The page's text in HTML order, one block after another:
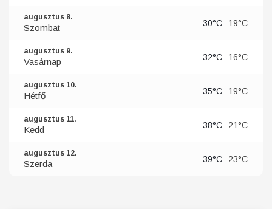
augusztus 8.
Szombat 30°C 19°C
augusztus 9.
Vasárnap 32°C 16°C
augusztus 10.
Hétfő 35°C 19°C
augusztus 11.
Kedd 38°C 21°C
augusztus 12.
Szerda 39°C 23°C